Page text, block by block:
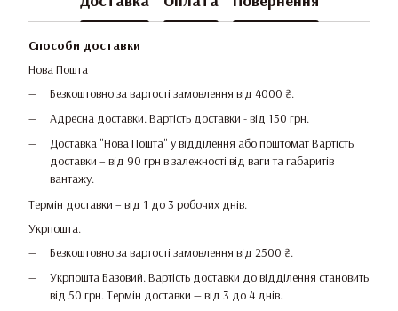
Способи доставки
Нова Пошта
Безкоштовно за вартості замовлення від 4000 ₴.
Адресна доставки. Вартість доставки - від 150 грн.
Доставка "Нова Пошта" у відділення або поштомат Вартість
доставки – від 90 грн в залежності від ваги та габаритів
вантажу.
Термін доставки – від 1 до 3 робочих днів.
Укрпошта.
Безкоштовно за вартості замовлення від 2500 ₴.
Укрпошта Базовий. Вартість доставки до відділення становить
від 50 грн. Термін доставки — від 3 до 4 днів.